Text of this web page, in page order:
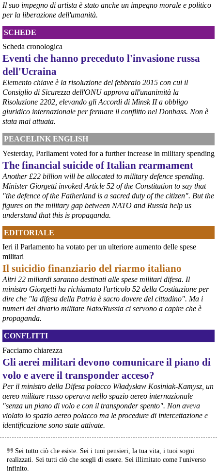
@peacelink
6/8/2026 21:36
giornalerossoblu.it/ex-ilva-sc
il Governo ha annunciato l’intenzione di predisporre un
provvedimento straordinario per attenuare le conseguenze
economiche e sociali dello stop dell’area a caldo, invitando le
rappresentanze del territorio a presentare proposte operative.
#ILVA #Taranto
@peacelink - 6/8/2026 21:35
Ultimi cento milioni di euro per l’ex Ilva, poi non saranno più
possibili nuovi aiuti di Stato. Lo ha confermato il ministro Adolfo
Urso durante l’incontro al Mimit con le imprese dell’indotto: la
tranche conclusiva del prestito autorizzato dall’Unione europea
dovrà essere erogata entro il 9 agosto e restituita dal futuro
acquirente.
Fonte: Studio100
#ILVA
@peacelink - 6/8/2026 21:08
Il governatore di Puglia Decaro esce dal vertice al Mimit più
preoccupato di come era entrato, lamentando l’assenza di certezze
sulla procedura di gara e ribadendo la necessità di un ruolo diretto
dello Stato.
Anche il sindaco di Taranto, Bitetti, chiede un piano industriale
chiaro, garanzie sulla salute e strumenti di tutela per i lavoratori
dell’area a freddo. La Provincia parla di un tavolo “senza decisioni”.
#ILVA
@peacelink
Il suo impegno di artista è stato anche un impegno morale e politico
per la liberazione dell'umanità.
SCHEDE
Scheda cronologica
Eventi che hanno preceduto l'invasione russa
dell'Ucraina
Elemento chiave è la risoluzione del febbraio 2015 con cui il
Consiglio di Sicurezza dell'ONU approva all'unanimità la
Risoluzione 2202, elevando gli Accordi di Minsk II a obbligo
giuridico internazionale per fermare il conflitto nel Donbass. Non è
stata mai attuata.
PEACELINK ENGLISH
Yesterday, Parliament voted for a further increase in military spending
The financial suicide of Italian rearmament
Another £22 billion will be allocated to military defence spending.
Minister Giorgetti invoked Article 52 of the Constitution to say that
"the defence of the Fatherland is a sacred duty of the citizen". But the
figures on the military gap between NATO and Russia help us
understand that this is propaganda.
EDITORIALE
Ieri il Parlamento ha votato per un ulteriore aumento delle spese
militari
Il suicidio finanziario del riarmo italiano
Altri 22 miliardi saranno destinati alle spese militari difesa. Il
ministro Giorgetti ha richiamato l'articolo 52 della Costituzione per
dire che "la difesa della Patria è sacro dovere del cittadino". Ma i
numeri del divario militare Nato/Russia ci servono a capire che è
propaganda.
CONFLITTI
Facciamo chiarezza
Gli aerei militari devono comunicare il piano di
volo e avere il transponder acceso?
Per il ministro della Difesa polacco Władysław Kosiniak-Kamysz, un
aereo militare russo operava nello spazio aereo internazionale
"senza un piano di volo e con il transponder spento". Non aveva
violato lo spazio aereo polacco ma le procedure di intercettazione e
identificazione sono state attivate.
Sei tutto ciò che esiste. Sei i tuoi pensieri, la tua vita, i tuoi sogni
realizzati. Sei tutti ciò che scegli di essere. Sei illimitato come l'universo
infinito.